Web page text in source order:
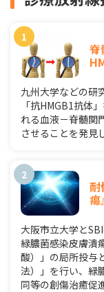
脊
九州大学などの研
「抗HMGB1抗体
れる血液－脊髄関
させることを発見
耐
瘍
大阪市立大学と
緑膿菌感染皮膚潰
酸）」の局所投与
法）」を行い、緑
同等の創傷治癒促